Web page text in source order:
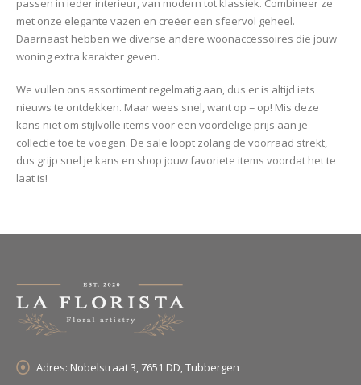
passen in ieder interieur, van modern tot klassiek. Combineer ze
met onze elegante vazen en creëer een sfeervol geheel.
Daarnaast hebben we diverse andere woonaccessoires die jouw
woning extra karakter geven.
We vullen ons assortiment regelmatig aan, dus er is altijd iets
nieuws te ontdekken. Maar wees snel, want op = op! Mis deze
kans niet om stijlvolle items voor een voordelige prijs aan je
collectie toe te voegen. De sale loopt zolang de voorraad strekt,
dus grijp snel je kans en shop jouw favoriete items voordat het te
laat is!
Adres: Nobelstraat 3, 7651 DD, Tubbergen